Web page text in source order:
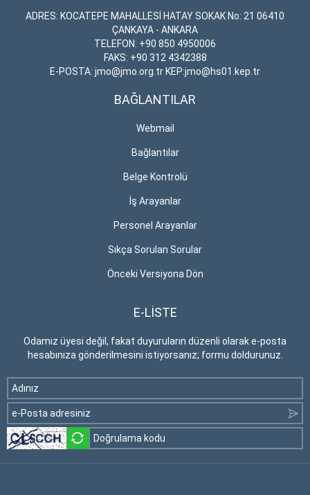
ADRES: KOCATEPE MAHALLESİ HATAY SOKAK No: 21 06410
ÇANKAYA - ANKARA
TELEFON: +90 850 4950006
FAKS: +90 312 4342388
E-POSTA: jmo@jmo.org.tr KEP:jmo@hs01.kep.tr
BAĞLANTILAR
Webmail
Bağlantılar
Belge Kontrolü
İş Arayanlar
Personel Arayanlar
Sıkça Sorulan Sorular
Önceki Versiyona Dön
E-LİSTE
Odamız üyesi değil, fakat duyuruların düzenli olarak e-posta
hesabınıza gönderilmesini istiyorsanız; formu doldurunuz.